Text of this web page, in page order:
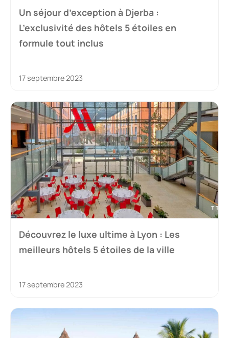
Un séjour d’exception à Djerba :
L’exclusivité des hôtels 5 étoiles en
formule tout inclus
17 septembre 2023
Découvrez le luxe ultime à Lyon : Les
meilleurs hôtels 5 étoiles de la ville
17 septembre 2023